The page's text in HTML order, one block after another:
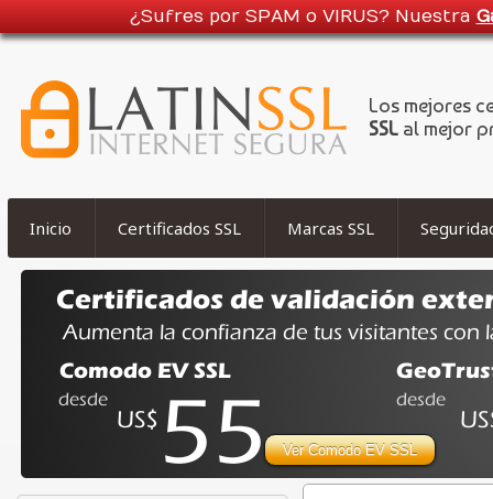
¿Sufres por SPAM o VIRUS? Nuestra
Los mejores
SSL al mejor
Inicio Certificados SSL Marcas SSL